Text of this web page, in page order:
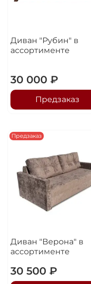
Диван "Рубин" в
ассортименте
30 000 ₽
Предзаказ
Предзаказ
Диван "Верона" в
ассортименте
30 500 ₽